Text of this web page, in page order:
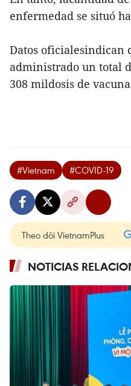
enfermedad se situó
Datos oficialesindican
administrado un total
308 mildosis de
#Vietnam #COVID-19
Theo dõi VietnamPlus
NOTICIAS